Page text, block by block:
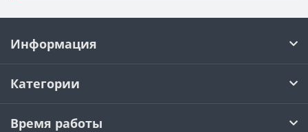
Информация
Категории
Время работы